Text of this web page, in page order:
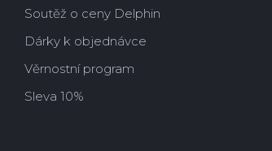
Soutěž o ceny Delphin
Dárky k objednávce
Věrnostní program
Sleva 10%